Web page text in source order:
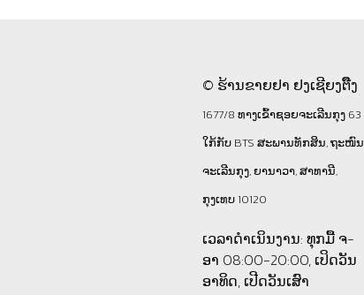
© ຮ້ານຂາຍຢາ ຢງເຊີຍງຕຶ໊ງ
1677/8 ທາງເຂົ້າຊອຍຈະເລີນກຸງ 63
ໃກ້ກັບ BTS ສະພານທັກສິນ, ຖະໜົນ
ຈະເລີນກຸງ, ຍານາວາ, ສາທານີ,
ກຸງເທບ 10120
ເວລາດຳເນິນງານ: ທຸກມື້ ຈ-
ອາ 08:00-20:00, ເປິດວັນ
ອາທິດ, ເປີດວັນເສົາ